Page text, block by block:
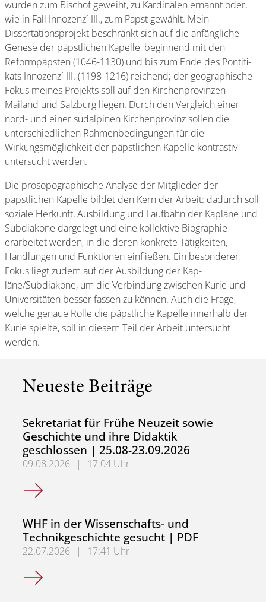
wurden zum Bischof geweiht, zu Kardinälen ernannt oder,
wie in Fall Innozenz´ III., zum Papst gewählt. Mein
Dissertationsprojekt beschränkt sich auf die anfängliche
Genese der päpstlichen Kapelle, beginnend mit den
Reformpäpsten (1046-1130) und bis zum Ende des Pontifi­
kats Innozenz´ III. (1198-1216) reichend; der geographische
Fokus meines Projekts soll auf den Kirchenprovinzen
Mailand und Salzburg liegen. Durch den Vergleich einer
nord- und einer südalpinen Kirchenprovinz sol­len die
unterschiedlichen Rahmenbedingungen für die
Wirkungsmöglichkeit der päpstlichen Kapelle kontrastiv
untersucht werden.
Die prosopographische Analyse der Mitglieder der
päpstlichen Kapelle bildet den Kern der Arbeit: dadurch soll
sozi­ale Herkunft, Ausbildung und Laufbahn der Kapläne und
Subdiakone dargelegt und eine kollektive Biographie
erarbeitet werden, in die deren konkrete Tätigkeiten,
Handlungen und Funktionen einfließen. Ein besonderer
Fokus liegt zudem auf der Ausbildung der Kap­
läne/Subdiakone, um die Verbindung zwischen Kurie und
Universitäten besser fassen zu können. Auch die Frage,
welche genaue Rolle die päpstliche Kapelle innerhalb der
Kurie spielte, soll in diesem Teil der Arbeit untersucht
werden.
Neueste Beiträge
Sekretariat für Frühe Neuzeit sowie
Geschichte und ihre Didaktik
geschlossen | 25.08-23.09.2026
09.08.2026 |
17:04 Uhr
Sekretariat für Frühe Neuzeit sowie Geschichte und
WHF in der Wissenschafts- und
Technikgeschichte gesucht | PDF
22.07.2026 |
17:41 Uhr
WHF in der Wissenschafts- und Technikgeschichte